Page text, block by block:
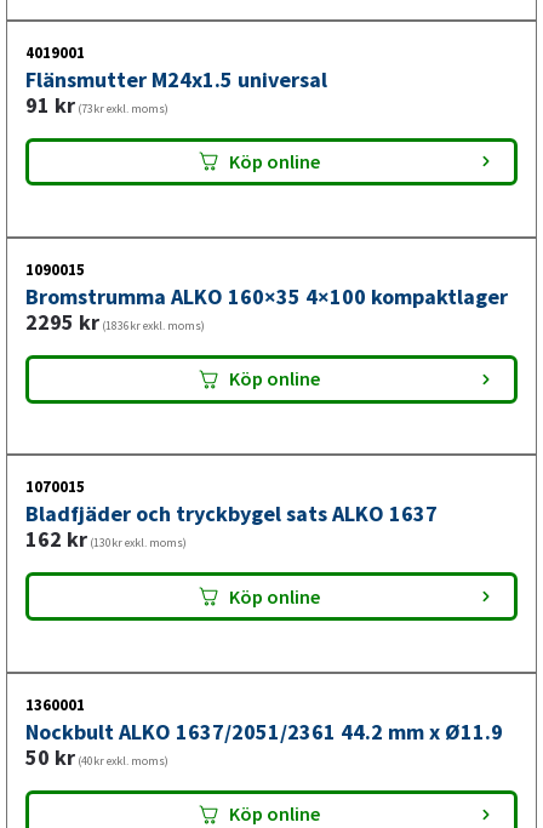
4019001
Flänsmutter M24x1.5 universal
91 kr (73kr exkl. moms)
Köp online
1090015
Bromstrumma ALKO 160×35 4×100 kompaktlager
2295 kr (1836kr exkl. moms)
Köp online
1070015
Bladfjäder och tryckbygel sats ALKO 1637
162 kr (130kr exkl. moms)
Köp online
1360001
Nockbult ALKO 1637/2051/2361 44.2 mm x Ø11.9
50 kr (40kr exkl. moms)
Köp online